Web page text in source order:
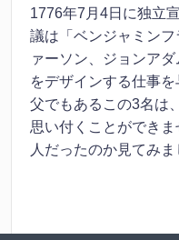
1776年7月4日に独立
議は「ベンジャミン
ァーソン、ジョンア
をデザインする仕事
父でもあるこの3名は
思い付くことができ
人だったのか見てみま